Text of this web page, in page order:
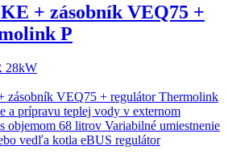
+ zásobník VEQ75 +
P
28kW
zásobník VEQ75 + regulátor Thermolink
a prípravu teplej vody v externom
objemom 68 litrov Variabilné umiestnenie
vedľa kotla eBUS regulátor